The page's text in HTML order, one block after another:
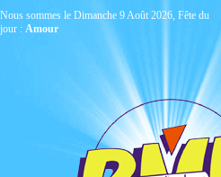
Nous sommes le Dimanche 9 Août 2026, Fête du
jour : Amour